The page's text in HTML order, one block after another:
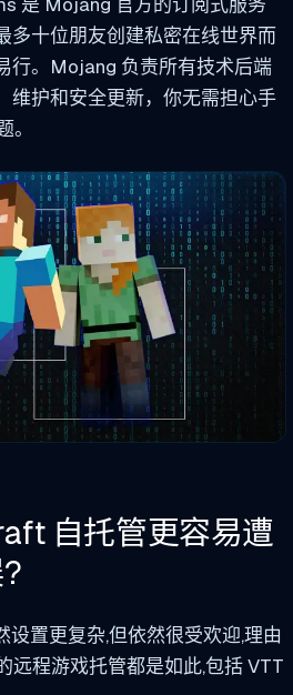
多十位朋友创建私密在线世界而
行。Mojang 负责所有技术后端
维护和安全更新，你无需担心手
自托管更容易遭
置更复杂,但依然很受欢迎,理由
远程游戏托管都是如此,包括 VTT